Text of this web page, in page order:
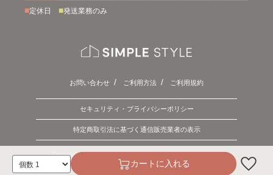
カートに入れる
■定休日 ■発送業務のみ
お問い合わせ ご利用方法 ご利用規約
セキュリティ・プライバシーポリシー
特定商取引法に基づく通信販売業者の表示
Copyright © 2026 SIMPLE STYLE. ALL Rights Reserved.